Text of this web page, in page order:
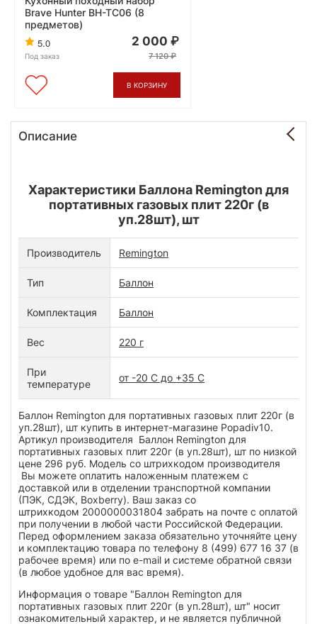
Brave Hunter BH-TC06 (8
предметов)
5.0
Под заказ
2 000
7 120
В КОРЗИНУ
Описание
Характеристики Баллона Remington для
портативных газовых плит 220г (в
уп.28шт), шт
Производитель Remington
Тип Баллон
Комплектация Баллон
Вес 220 г
При
температуре
от -20 С до +35 С
Баллон Remington для портативных газовых плит 220г (в
уп.28шт), шт купить в интернет-магазине Popadiv10.
Артикул производителя Баллон Remington для
портативных газовых плит 220г (в уп.28шт), шт по низкой
цене 296 руб. Модель со штрихкодом производителя
Вы можете оплатить наложенным платежем с
доставкой или в отделении транспортной компании
(ПЭК, СДЭК, Boxberry). Ваш заказ со
штрихкодом 2000000031804 забрать на почте с оплатой
при получении в любой части Российской Федерации.
Перед оформлением заказа обязательно уточняйте цену
и комплектацию товара по телефону 8 (499) 677 16 37 (в
рабочее время) или по e-mail и системе обратной связи
(в любое удобное для вас время).
Информация о товаре "Баллон Remington для
портативных газовых плит 220г (в уп.28шт), шт" носит
ознакомительный характер, и не является публичной